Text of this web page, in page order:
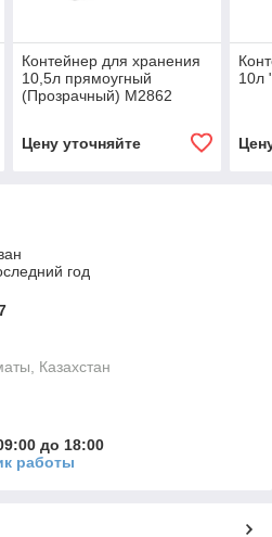
Контейнер для хранения
10,5л прямоугный
(Прозрачный) М2862
Цену уточняйте
10л
год
Казахстан
до 18:00
работы